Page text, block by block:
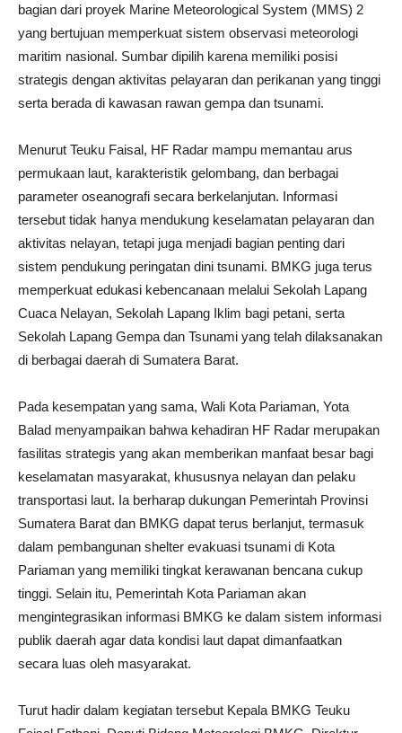
bagian dari proyek Marine Meteorological System (MMS) 2
yang bertujuan memperkuat sistem observasi meteorologi
maritim nasional. Sumbar dipilih karena memiliki posisi
strategis dengan aktivitas pelayaran dan perikanan yang tinggi
serta berada di kawasan rawan gempa dan tsunami.
Menurut Teuku Faisal, HF Radar mampu memantau arus
permukaan laut, karakteristik gelombang, dan berbagai
parameter oseanografi secara berkelanjutan. Informasi
tersebut tidak hanya mendukung keselamatan pelayaran dan
aktivitas nelayan, tetapi juga menjadi bagian penting dari
sistem pendukung peringatan dini tsunami. BMKG juga terus
memperkuat edukasi kebencanaan melalui Sekolah Lapang
Cuaca Nelayan, Sekolah Lapang Iklim bagi petani, serta
Sekolah Lapang Gempa dan Tsunami yang telah dilaksanakan
di berbagai daerah di Sumatera Barat.
Pada kesempatan yang sama, Wali Kota Pariaman, Yota
Balad menyampaikan bahwa kehadiran HF Radar merupakan
fasilitas strategis yang akan memberikan manfaat besar bagi
keselamatan masyarakat, khususnya nelayan dan pelaku
transportasi laut. Ia berharap dukungan Pemerintah Provinsi
Sumatera Barat dan BMKG dapat terus berlanjut, termasuk
dalam pembangunan shelter evakuasi tsunami di Kota
Pariaman yang memiliki tingkat kerawanan bencana cukup
tinggi. Selain itu, Pemerintah Kota Pariaman akan
mengintegrasikan informasi BMKG ke dalam sistem informasi
publik daerah agar data kondisi laut dapat dimanfaatkan
secara luas oleh masyarakat.
Turut hadir dalam kegiatan tersebut Kepala BMKG Teuku